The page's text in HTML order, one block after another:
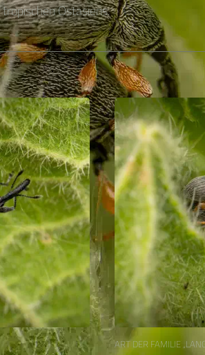
Ostasiens.
ART DER FAMILIE